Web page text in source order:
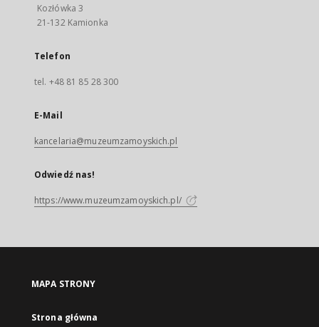
Kozłówka 3
21-132 Kamionka
Telefon
tel. +48 81 85 28 300
E-Mail
kancelaria@muzeumzamoyskich.pl
Odwiedź nas!
https://www.muzeumzamoyskich.pl/
MAPA STRONY
Strona główna